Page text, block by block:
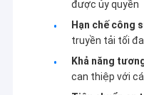
được ủy quyền
Hạn chế công
truyền tải tối đa
Khả năng
can thiệp với